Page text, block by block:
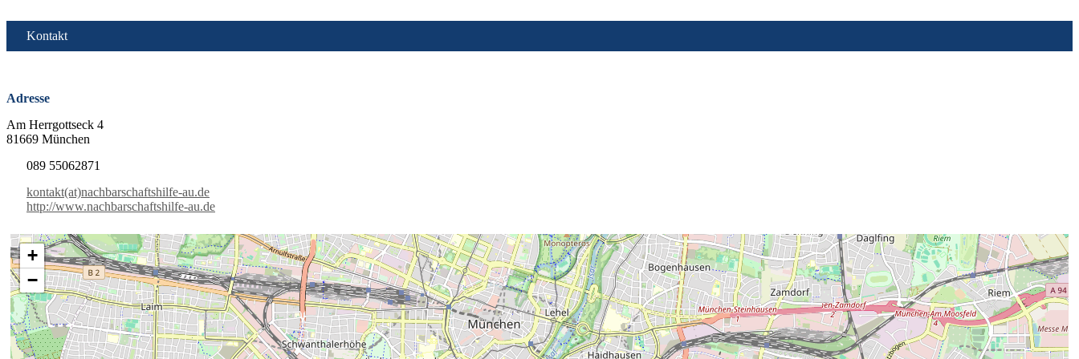
Kontakt
Adresse
Am Herrgottseck 4
81669 München
089 55062871
kontakt(at)nachbarschaftshilfe-au.de
http://www.nachbarschaftshilfe-au.de
+
−